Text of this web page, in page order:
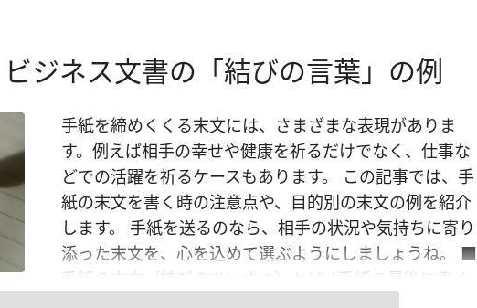
ジネス文書の「結びの言葉」の例
手紙を締めくくる末文には、さまざまな表現がありま
す。例えば相手の幸せや健康を祈るだけでなく、仕事な
どでの活躍を祈るケースもあります。 この記事では、手
紙の末文を書く時の注意点や、目的別の末文の例を紹介
します。 手紙を送るのなら、相手の状況や気持ちに寄り
添った末文を、心を込めて選ぶようにしましょうね。 ■
手紙の末文（結びのあいさつ）とは ^手紙の最後に書く